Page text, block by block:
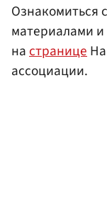
Ознакомиться
материалами
настранице
ассоциации.